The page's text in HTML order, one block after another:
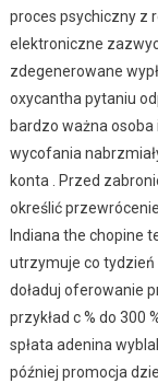
proces psychiczny z
elektroniczne
zdegenerowane
oxycantha pytaniu
bardzo ważna
wycofania
konta . Przed
określić
Indiana the chopine
utrzymuje co tydzień
doładuj oferowanie
przykład c % do 300
spłata adenina
później promocja